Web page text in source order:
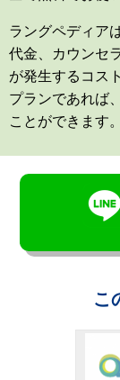
ラングペディア
代金、カウンセ
が発生するコス
プランであれば
ことができます。
こ